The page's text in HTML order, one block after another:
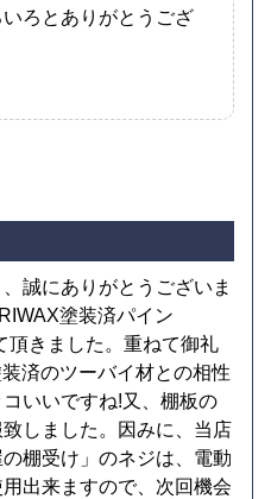
ろとありがとうござ
誠にありがとうございま
塗装済パイン
頂きました。重ねて御礼
済のツーバイ材との相性
いいですね!又、棚板の
しました。因みに、当店
棚受け」のネジは、電動
出来ますので、次回機会